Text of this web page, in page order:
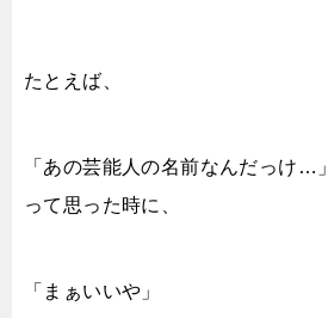
たとえば、
「あの芸能人の名前なんだっけ…」
って思った時に、
「まぁいいや」